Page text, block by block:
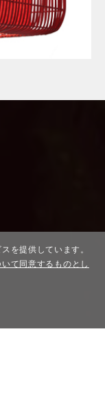
を提供しています。
て同意するものとし